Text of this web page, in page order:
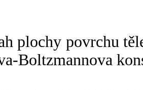
plochy povrchu
Boltzmannova